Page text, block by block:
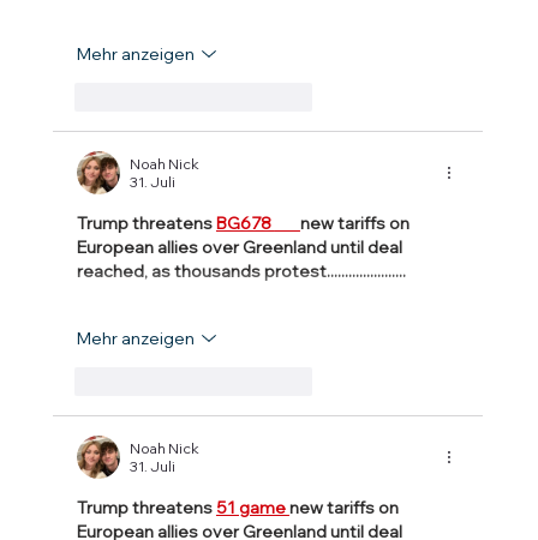
Mehr anzeigen
Noah Nick
31. Juli
Trump threatens BG678
new tariffs on
European allies over Greenland until deal
reached, as thousands protest......................
Mehr anzeigen
Noah Nick
31. Juli
Trump threatens 51 game new tariffs on
European allies over Greenland until deal